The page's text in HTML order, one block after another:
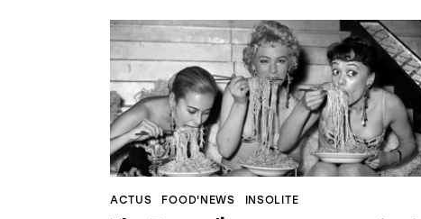
ACTUS FOOD'NEWS INSOLITE